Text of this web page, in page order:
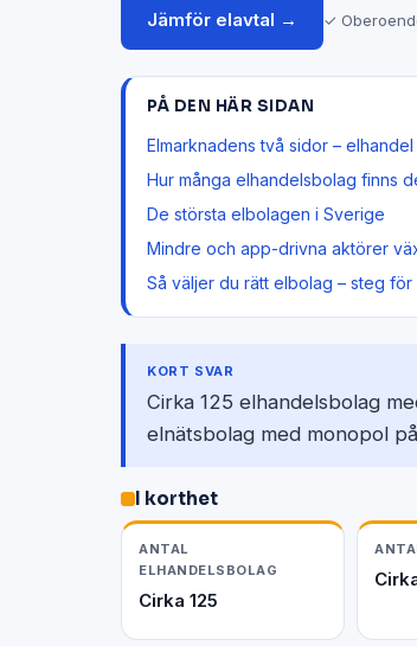
Jämför elavtal → ✓
PÅ DEN HÄR SIDAN
Elmarknadens två sidor –
Hur många elhandelsbolag finns
De största elbolagen i Sverige
Mindre och app-drivna aktörer
Så väljer du rätt elbolag – steg för
KORT SVAR
Cirka 125 elhandelsbolag
elnätsbolag med monopol
I korthet
ANTAL
ELHANDELSBOLAG
Cirka 125